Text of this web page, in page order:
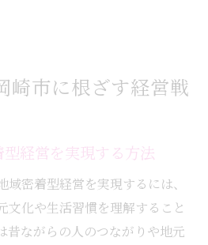
崎市に根ざす経営戦
経営を実現する方法
密着型経営を実現するには、
文化や生活習慣を理解すること
昔ながらの人のつながりや地元